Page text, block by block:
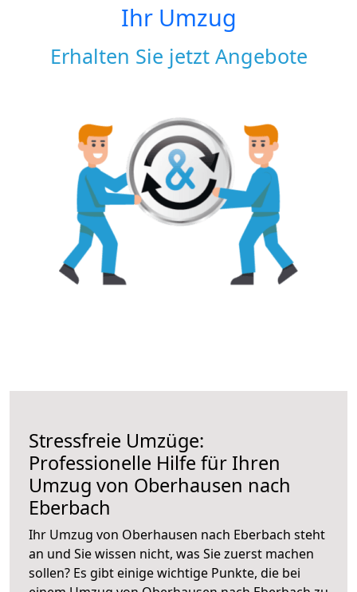
Ihr Umzug
Erhalten Sie jetzt Angebote
Stressfreie Umzüge:
Professionelle Hilfe für Ihren
Umzug von Oberhausen nach
Eberbach
Ihr Umzug von Oberhausen nach Eberbach steht
an und Sie wissen nicht, was Sie zuerst machen
sollen? Es gibt einige wichtige Punkte, die bei